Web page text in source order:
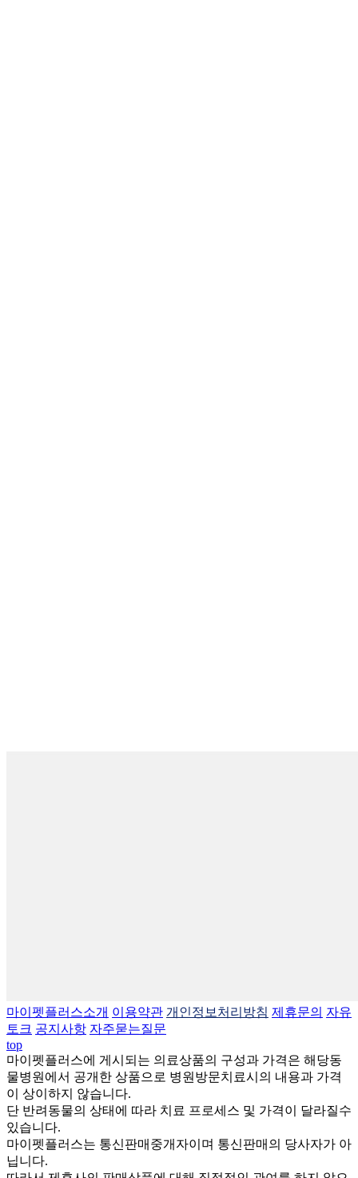
마이펫플러스소개 이용약관 개인정보처리방침 제휴문의 자유
토크 공지사항 자주묻는질문
top
마이펫플러스에 게시되는 의료상품의 구성과 가격은 해당동
물병원에서 공개한 상품으로 병원방문치료시의 내용과 가격
이 상이하지 않습니다.
단 반려동물의 상태에 따라 치료 프로세스 및 가격이 달라질수
있습니다.
마이펫플러스는 통신판매중개자이며 통신판매의 당사자가 아
닙니다.